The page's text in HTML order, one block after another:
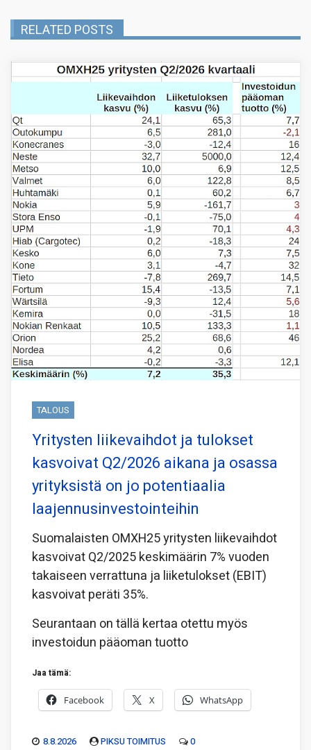
RELATED POSTS
TALOUS
Yritysten liikevaihdot ja tulokset
kasvoivat Q2/2026 aikana ja osassa
yrityksistä on jo potentiaalia
laajennusinvestointeihin
Suomalaisten OMXH25 yritysten liikevaihdot
kasvoivat Q2/2025 keskimäärin 7% vuoden
takaiseen verrattuna ja liiketulokset (EBIT)
kasvoivat peräti 35%.
Seurantaan on tällä kertaa otettu myös
investoidun pääoman tuotto
Jaa tämä:
Facebook X WhatsApp
8.8.2026 PIKSU TOIMITUS 0